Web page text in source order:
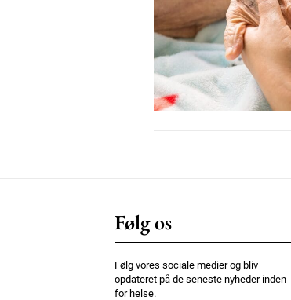
Følg os
Følg vores sociale medier og bliv
opdateret på de seneste nyheder inden
for helse.